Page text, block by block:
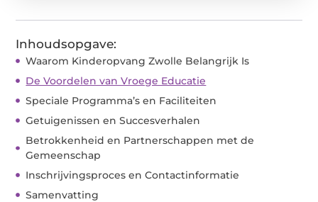
Inhoudsopgave:
Waarom Kinderopvang Zwolle Belangrijk Is
De Voordelen van Vroege Educatie
Speciale Programma’s en Faciliteiten
Getuigenissen en Succesverhalen
Betrokkenheid en Partnerschappen met de
Gemeenschap
Inschrijvingsproces en Contactinformatie
Samenvatting